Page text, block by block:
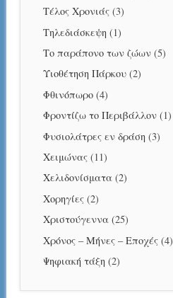
Τέλος Χρονιάς(3)
Τηλεδιάσκεψη (1)
Το παράπονο των ζώων(5)
Υιοθέτηση Πάρκου(2)
Φθινόπωρο(4)
Φροντίζω το Περιβάλλον(1)
Φυσιολάτρες εν δράση (3)
Χειμώνας(11)
Χελιδονίσματα(2)
Χορηγίες(2)
Χριστούγεννα(25)
Χρόνος – Μήνες – Εποχές(4)
Ψηφιακή τάξη (2)